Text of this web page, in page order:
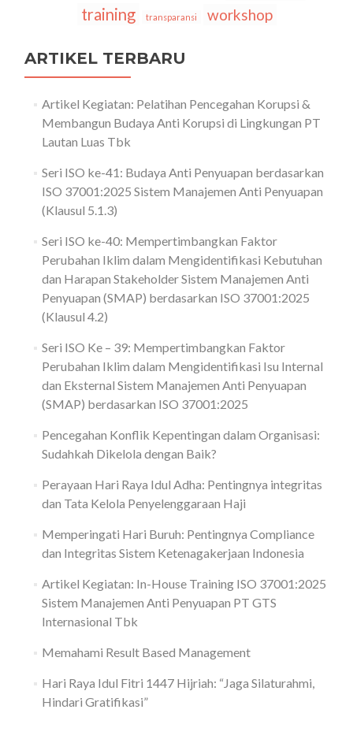
training transparansi workshop
ARTIKEL TERBARU
Artikel Kegiatan: Pelatihan Pencegahan Korupsi &
Membangun Budaya Anti Korupsi di Lingkungan PT
Lautan Luas Tbk
Seri ISO ke-41: Budaya Anti Penyuapan berdasarkan
ISO 37001:2025 Sistem Manajemen Anti Penyuapan
(Klausul 5.1.3)
Seri ISO ke-40: Mempertimbangkan Faktor
Perubahan Iklim dalam Mengidentifikasi Kebutuhan
dan Harapan Stakeholder Sistem Manajemen Anti
Penyuapan (SMAP) berdasarkan ISO 37001:2025
(Klausul 4.2)
Seri ISO Ke – 39: Mempertimbangkan Faktor
Perubahan Iklim dalam Mengidentifikasi Isu Internal
dan Eksternal Sistem Manajemen Anti Penyuapan
(SMAP) berdasarkan ISO 37001:2025
Pencegahan Konflik Kepentingan dalam Organisasi:
Sudahkah Dikelola dengan Baik?
Perayaan Hari Raya Idul Adha: Pentingnya integritas
dan Tata Kelola Penyelenggaraan Haji
Memperingati Hari Buruh: Pentingnya Compliance
dan Integritas Sistem Ketenagakerjaan Indonesia
Artikel Kegiatan: In-House Training ISO 37001:2025
Sistem Manajemen Anti Penyuapan PT GTS
Internasional Tbk
Memahami Result Based Management
Hari Raya Idul Fitri 1447 Hijriah: “Jaga Silaturahmi,
Hindari Gratifikasi”